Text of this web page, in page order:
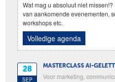
Wat mag u absoluut niet
van aankomende evenementen,
workshops etc.
Volledige agenda
28
SEP
MASTERCLASS AI-
Voor marketing,